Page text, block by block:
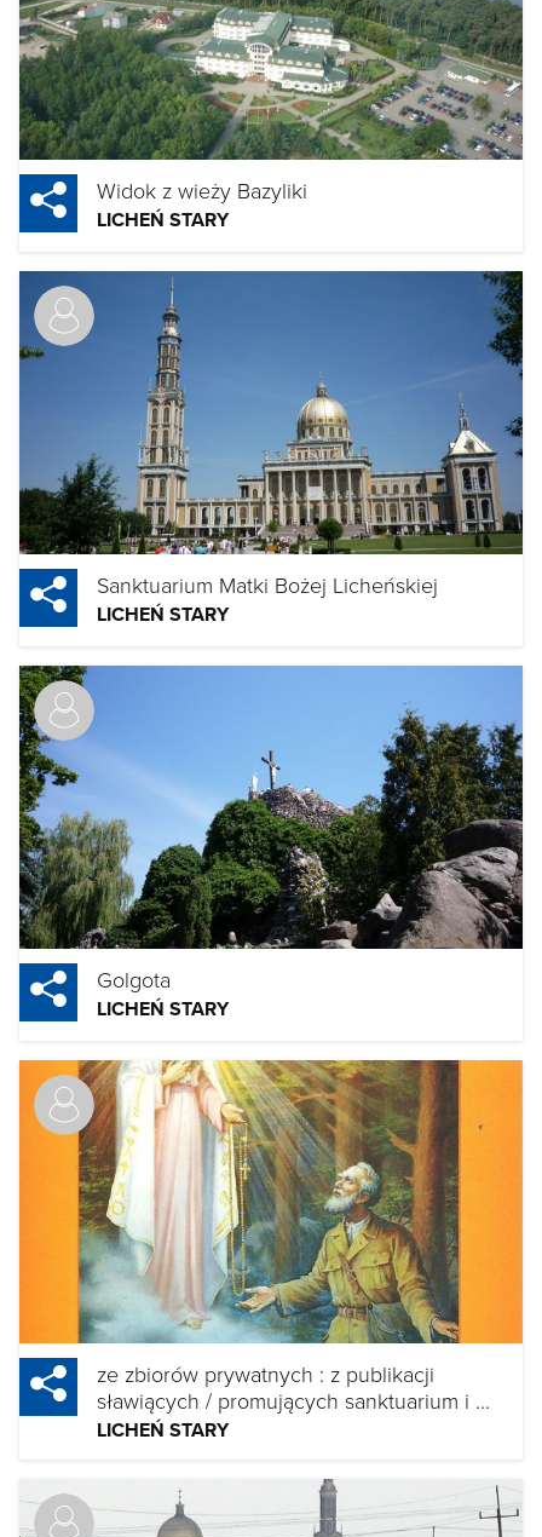
Widok z wieży Bazyliki
LICHEŃ STARY
Sanktuarium Matki Bożej Licheńskiej
LICHEŃ STARY
Golgota
LICHEŃ STARY
ze zbiorów prywatnych : z publikacji
sławiących / promujących sanktuarium i ...
LICHEŃ STARY